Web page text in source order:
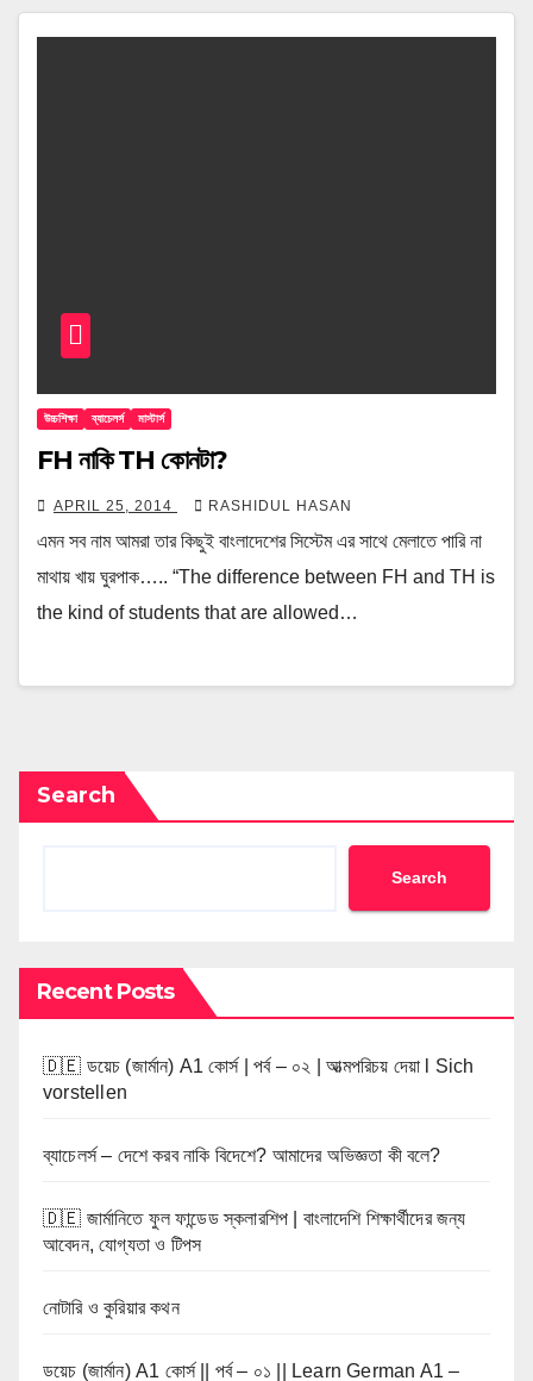
উচ্চশিক্ষা ব্যাচেলর্স মাস্টার্স
FH নাকি TH কোনটা?
APRIL 25, 2014 RASHIDUL HASAN
এমন সব নাম আমরা তার কিছুই বাংলাদেশের সিস্টেম এর সাথে মেলাতে পারি না
মাথায় খায় ঘুরপাক….. “The difference between FH and TH is
the kind of students that are allowed…
Search
Search
Recent Posts
🇩🇪 ডয়েচ (জার্মান) A1 কোর্স | পর্ব – ০২ | আত্মপরিচয় দেয়া l Sich
vorstellen
ব্যাচেলর্স – দেশে করব নাকি বিদেশে? আমাদের অভিজ্ঞতা কী বলে?
🇩🇪 জার্মানিতে ফুল ফান্ডেড স্কলারশিপ | বাংলাদেশি শিক্ষার্থীদের জন্য
আবেদন, যোগ্যতা ও টিপস
নোটারি ও কুরিয়ার কথন
ডয়েচ (জার্মান) A1 কোর্স || পর্ব – ০১ || Learn German A1 –